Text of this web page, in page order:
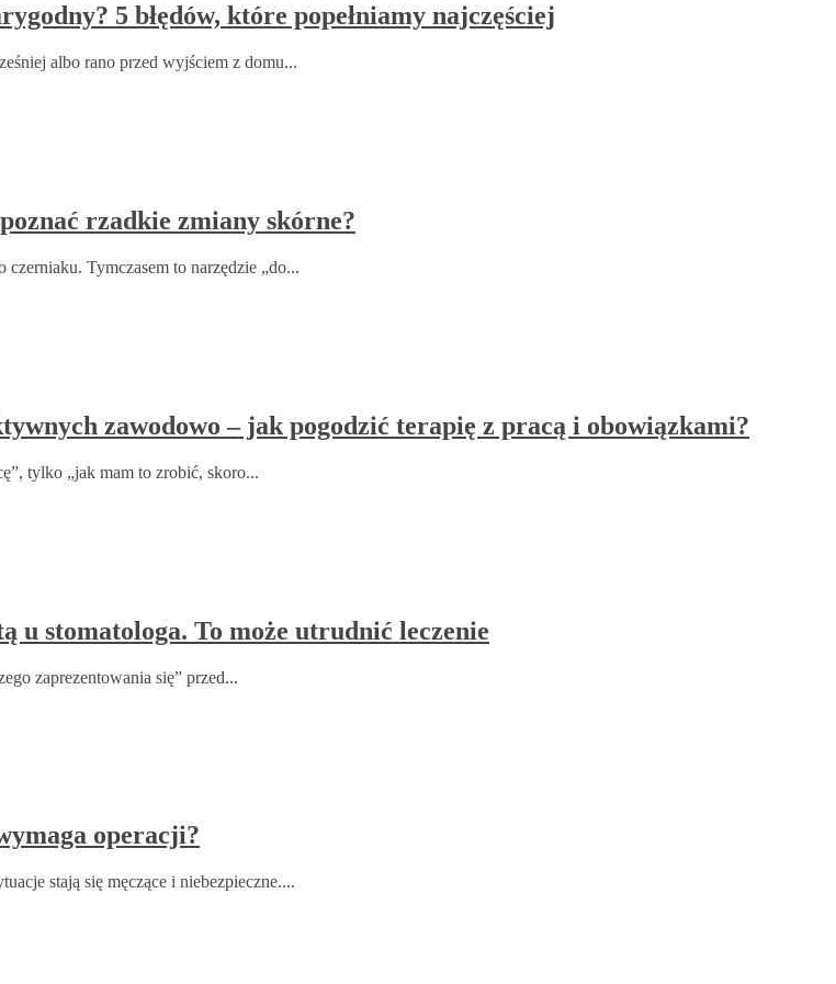
5 błędów, które popełniamy najczęściej
albo rano przed wyjściem z domu...
rzadkie zmiany skórne?
Tymczasem to narzędzie „do...
zawodowo – jak pogodzić terapię z pracą i obowiązkami?
tylko „jak mam to zrobić, skoro...
u stomatologa. To może utrudnić leczenie
zaprezentowania się” przed...
operacji?
stają się męczące i niebezpieczne....